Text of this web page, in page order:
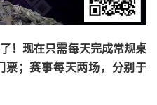
！现在只需每天完成常规桌
票；赛事每天两场，分别于